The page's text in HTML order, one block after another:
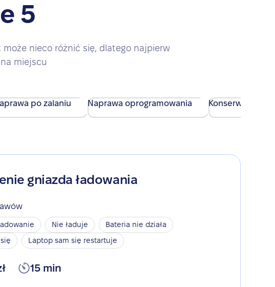
5
nieco różnić się, dlatego najpierw
miejscu
po zalaniu Naprawa oprogramowania Konserwacja
gniazda ładowania
Nie ładuje
Bateria nie działa
Laptop sam się restartuje
15 min